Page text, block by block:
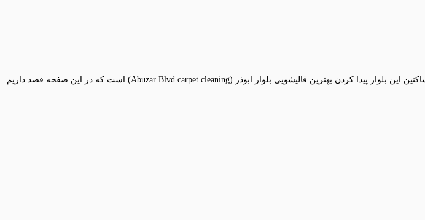
بلوار ابوذر یکی از بلوارهای اصلی در محدوده خیابان پیروزی شرق استان تهران می‌باشد که از دغدغه‌های اصلی ساکنین این بلوار پیدا کردن بهترین قالیشویی بلوار ابوذر (Abuzar Blvd carpet cleaning) است که در این صفحه قصد داریم